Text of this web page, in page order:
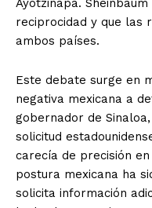
Ayotzinapa.
reciprocidad y que las
ambos países.
Este debate surge en
negativa mexicana a
gobernador de
solicitud
carecía de precisión
postura mexicana ha
solicita información